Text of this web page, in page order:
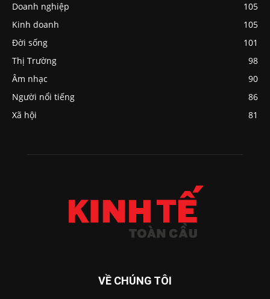
Doanh nghiệp
105
Kinh doanh
105
Đời sống
101
Thị Trường
98
Âm nhạc
90
Người nổi tiếng
86
Xã hội
81
VỀ CHÚNG TÔI